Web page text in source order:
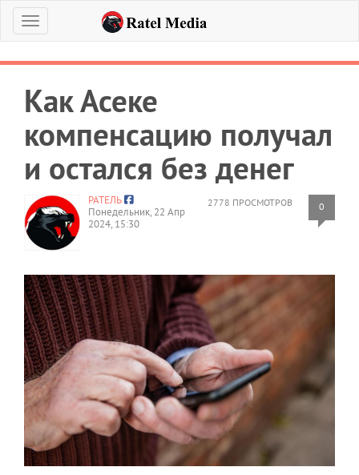
Меню
Как Асеке
компенсацию получал
и остался без денег
2778 ПРОСМОТРОВ 0
РАТЕЛЬ
Понедельник, 22 Апр
2024, 15:30